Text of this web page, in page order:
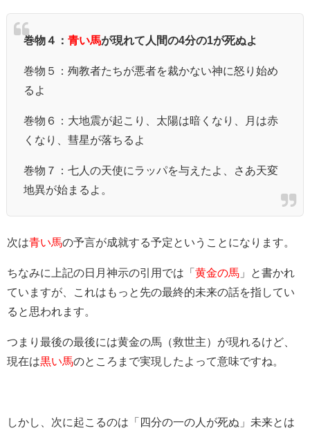
巻物４： 青い馬が現れて人間の4分の1が死ぬよ
巻物５：殉教者たちが悪者を裁かない神に怒り始め
るよ
巻物６：大地震が起こり、太陽は暗くなり、月は赤
くなり、彗星が落ちるよ
巻物７：七人の天使にラッパを与えたよ、さあ天変
地異が始まるよ。
次は青い馬の予言が成就する予定ということになります。
ちなみに上記の日月神示の引用では「 黄金の馬 」と書かれ
ていますが、これはもっと先の最終的未来の話を指してい
ると思われます。
つまり最後の最後には黄金の馬（救世主）が現れるけど、
現在は黒い馬のところまで実現したよって意味ですね。
しかし、次に起こるのは「四分の一の人が死ぬ」未来とは